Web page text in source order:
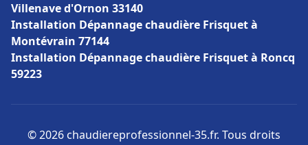
Villenave d'Ornon 33140
Installation Dépannage chaudière Frisquet à
Montévrain 77144
Installation Dépannage chaudière Frisquet à Roncq
59223
© 2026 chaudiereprofessionnel-35.fr. Tous droits